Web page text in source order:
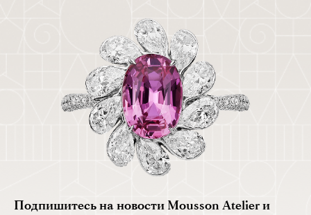
Подпишитесь на новости Mousson Atelier и